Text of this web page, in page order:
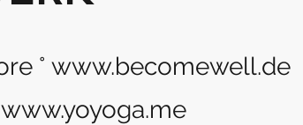
° www.becomewell.de
www.yoyoga.me